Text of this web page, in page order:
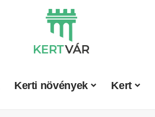
Kerti növények Kert